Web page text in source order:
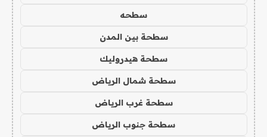
سطحه
سطحة بين المدن
سطحة هيدروليك
سطحة شمال الرياض
سطحة غرب الرياض
سطحة جنوب الرياض